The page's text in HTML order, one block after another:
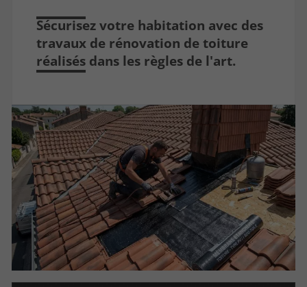
Sécurisez votre habitation avec des
travaux de rénovation de toiture
réalisés dans les règles de l'art.